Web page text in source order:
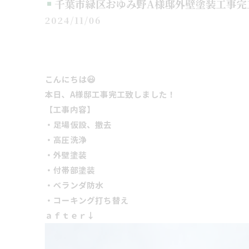
千葉市緑区おゆみ野A様邸外壁塗装工事完
2024/11/06
こんにちは😃
本日、A様邸工事完工致しました！
【工事内容】
・足場仮設、撤去
・高圧洗浄
・外壁塗装
・付帯部塗装
・ベランダ防水
・コーキング打ち替え
ａｆｔｅｒ↓